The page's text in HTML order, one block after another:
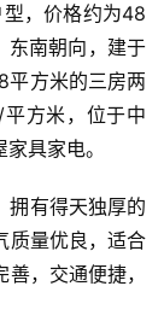
，价格约为48
东南朝向，建于
平方米的三房两
方米，位于中
具家电。
拥有得天独厚的
质量优良，适合
，交通便捷，